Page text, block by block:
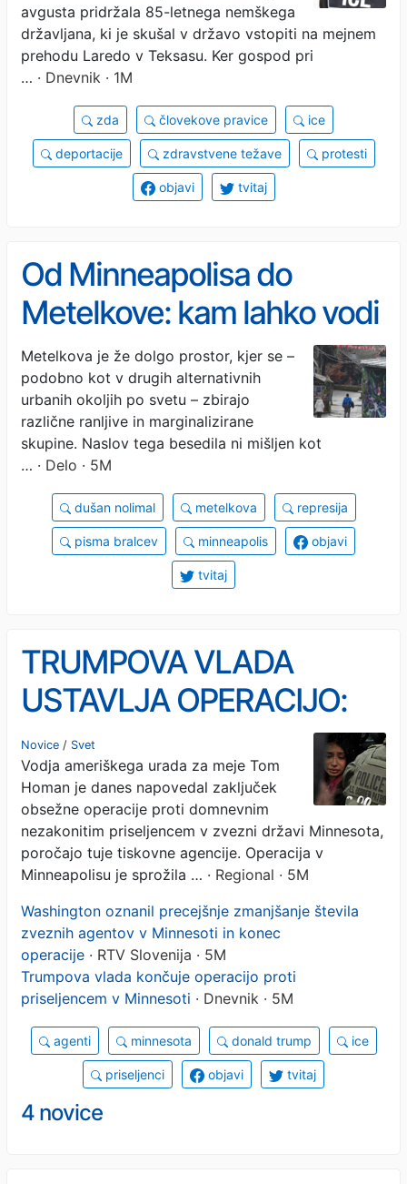
avgusta pridržala 85-letnega nemškega
državljana, ki je skušal v državo vstopiti na mejnem
prehodu Laredo v Teksasu. Ker gospod pri
… · Dnevnik · 1M
zda človekove pravice ice
deportacije zdravstvene težave protesti
objavi tvitaj
Od Minneapolisa do
Metelkove: kam lahko vodi
normalizacija represije?
Metelkova je že dolgo prostor, kjer se –
podobno kot v drugih alternativnih
urbanih okoljih po svetu – zbirajo
različne ranljive in marginalizirane
skupine. Naslov tega besedila ni mišljen kot
… · Delo · 5M
dušan nolimal metelkova represija
pisma bralcev minneapolis objavi
tvitaj
TRUMPOVA VLADA
USTAVLJA OPERACIJO:
Konec obsežne akcije proti
priseljencem v Minnesoti
Novice / Svet
Vodja ameriškega urada za meje Tom
Homan je danes napovedal zaključek
obsežne operacije proti domnevnim
nezakonitim priseljencem v zvezni državi Minnesota,
poročajo tuje tiskovne agencije. Operacija v
Minneapolisu je sprožila … · Regional · 5M
Washington oznanil precejšnje zmanjšanje števila
zveznih agentov v Minnesoti in konec
operacije · RTV Slovenija · 5M
Trumpova vlada končuje operacijo proti
priseljencem v Minnesoti · Dnevnik · 5M
agenti minnesota donald trump ice
priseljenci objavi tvitaj
4 novice